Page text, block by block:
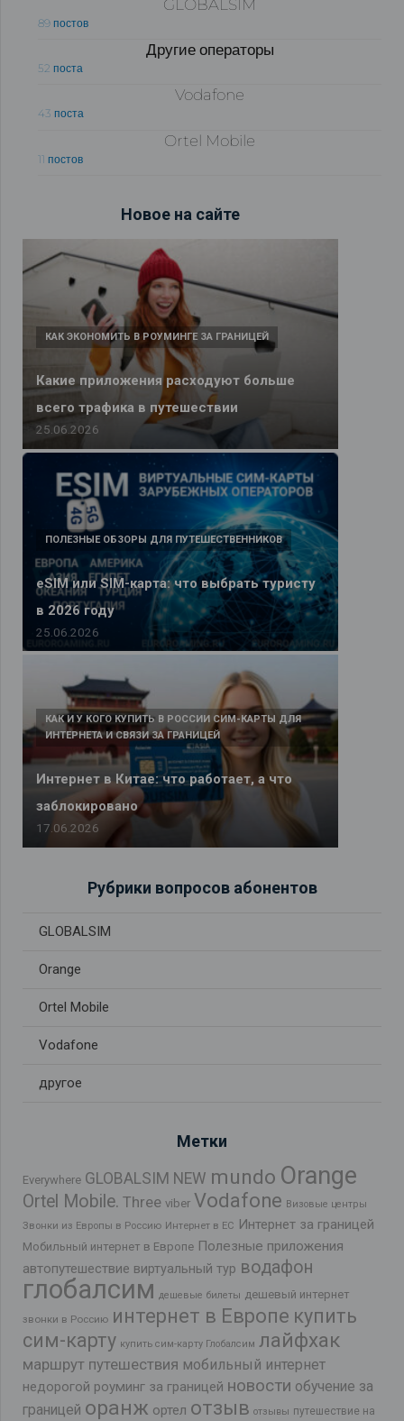
GLOBALSIM
89 постов
Другие операторы
52 поста
Vodafone
43 поста
Ortel Mobile
11 постов
Новое на сайте
Какие приложения расходуют больше
всего трафика в путешествии
КАК ЭКОНОМИТЬ В РОУМИНГЕ ЗА ГРАНИЦЕЙ
25.06.2026
eSIM или SIM-карта: что выбрать туристу
в 2026 году
ПОЛЕЗНЫЕ ОБЗОРЫ ДЛЯ ПУТЕШЕСТВЕННИКОВ
25.06.2026
Интернет в Китае: что работает, а что
заблокировано
КАК И У КОГО КУПИТЬ В РОССИИ СИМ-КАРТЫ ДЛЯ
ИНТЕРНЕТА И СВЯЗИ ЗА ГРАНИЦЕЙ
17.06.2026
Рубрики вопросов абонентов
GLOBALSIM
Orange
Ortel Mobile
Vodafone
другое
Метки
Everywhere GLOBALSIM NEW mundo Orange
Ortel Mobile. Three viber Vodafone Визовые центры
Звонки из Европы в Россию Интернет в ЕС Интернет за границей
Мобильный интернет в Европе Полезные приложения
автопутешествие виртуальный тур водафон
глобалсим дешевые билеты дешевый интернет
звонки в Россию интернет в Европе купить
сим-карту купить сим-карту Глобалсим лайфхак
маршрут путешествия мобильный интернет
недорогой роуминг за границей новости обучение за
границей оранж ортел отзыв отзывы путешествие на